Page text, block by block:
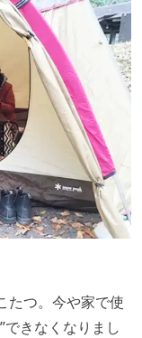
たつ。今や家で使
できなくなりまし